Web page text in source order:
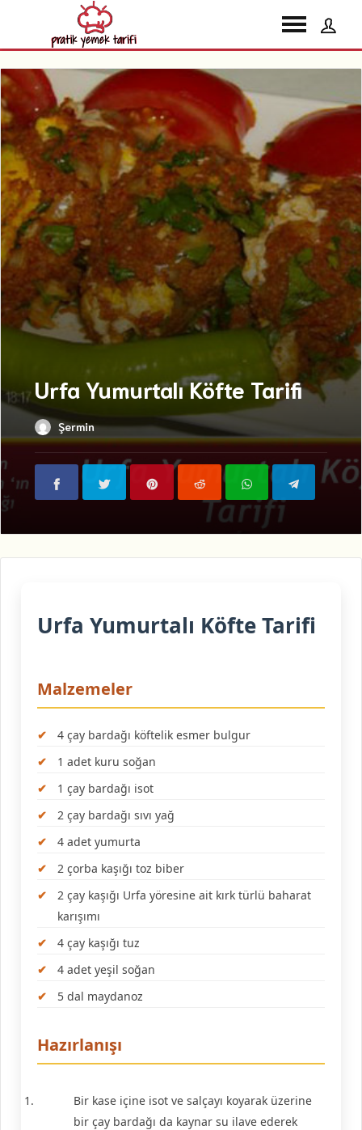
Urfa Yumurtalı Köfte Tarifi
Şermin
Urfa Yumurtalı Köfte Tarifi
Malzemeler
4 çay bardağı köftelik esmer bulgur
1 adet kuru soğan
1 çay bardağı isot
2 çay bardağı sıvı yağ
4 adet yumurta
2 çorba kaşığı toz biber
2 çay kaşığı Urfa yöresine ait kırk türlü baharat
karışımı
4 çay kaşığı tuz
4 adet yeşil soğan
5 dal maydanoz
Hazırlanışı
Bir kase içine isot ve salçayı koyarak üzerine
bir çay bardağı da kaynar su ilave ederek